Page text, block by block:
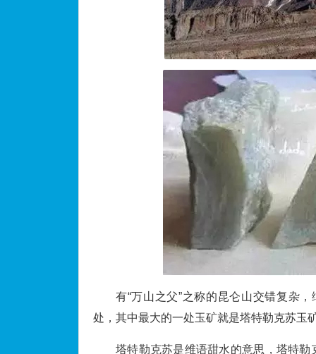
有“万山之父”之称的昆仑山交错复杂
处，其中最大的一处玉矿就是塔特勒克苏玉
塔特勒克苏是维语甜水的意思，塔特